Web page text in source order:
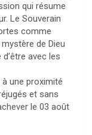
qui résume
Le Souverain
comme
de Dieu
avec les
une proximité
et sans
le 03 août